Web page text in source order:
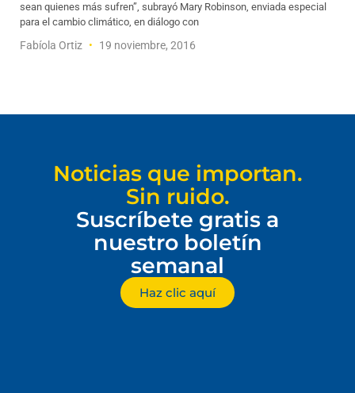
sean quienes más sufren”, subrayó Mary Robinson, enviada especial
para el cambio climático, en diálogo con
Fabíola Ortiz 19 noviembre, 2016
Noticias que importan.
Sin ruido.
Suscríbete gratis a
nuestro boletín
semanal
Haz clic aquí